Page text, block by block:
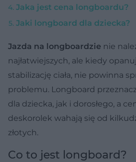
Jaka jest cena longboardu?
Jaki longboard dla dziecka?
Jazda na longboardzie nie
najłatwiejszych, ale kiedy
stabilizację ciała, nie powinna
problemu. Longboard
dla dziecka, jak i dorosłego, a
deskorolek wahają się od
złotych.
Co to jest longboard?